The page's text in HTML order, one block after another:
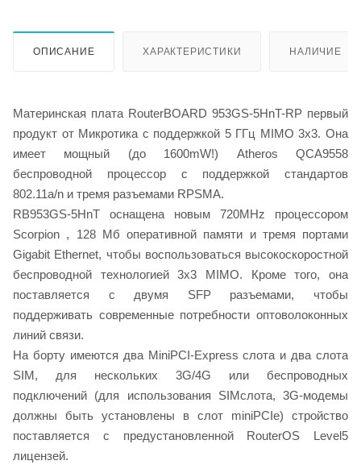
ОПИСАНИЕ ХАРАКТЕРИСТИКИ НАЛИЧИЕ
Материнская плата RouterBOARD 953GS-5HnT-RP первый
продукт от Микротика с поддержкой 5 ГГц MIMO 3x3. Она
имеет мощный (до 1600mW!) Atheros QCA9558
беспроводной процессор с поддержкой стандартов
802.11a/n и тремя разъемами RPSMA.
RB953GS-5HnT оснащена новым 720MHz процессором
Scorpion , 128 Мб оперативной памяти и тремя портами
Gigabit Ethernet, чтобы воспользоваться высокоскоростной
беспроводной технологией 3x3 MIMO. Кроме того, она
поставляется с двумя SFP разъемами, чтобы
поддерживать современные потребности оптоволоконных
линий связи.
На борту имеются два MiniPCI-Express слота и два слота
SIM, для нескольких 3G/4G или беспроводных
подключений (для использования SIMслота, 3G-модемы
должны быть установлены в слот miniPCIe) стройство
поставляется с предустановленной RouterOS Level5
лицензей.